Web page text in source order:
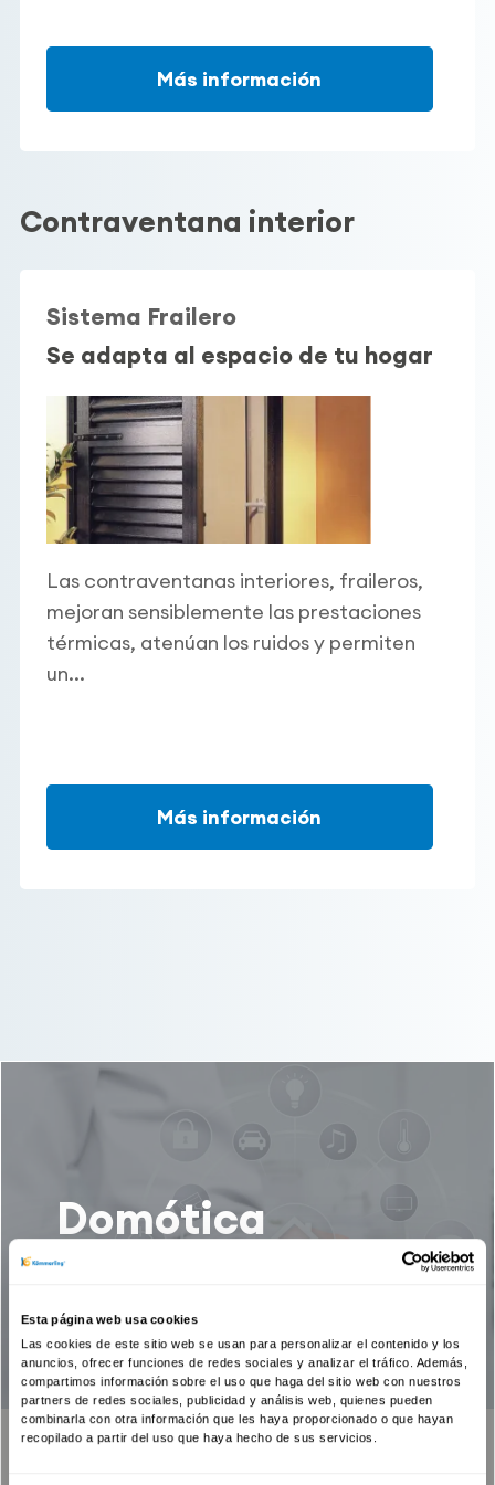
Esta página web usa cookies
Las cookies de este sitio web se usan para personalizar el contenido y los
anuncios, ofrecer funciones de redes sociales y analizar el tráfico. Además,
compartimos información sobre el uso que haga del sitio web con nuestros
partners de redes sociales, publicidad y análisis web, quienes pueden
combinarla con otra información que les haya proporcionado o que hayan
recopilado a partir del uso que haya hecho de sus servicios.
Más información
Contraventana interior
Sistema Frailero
Se adapta al espacio de tu hogar
Las contraventanas interiores, fraileros,
mejoran sensiblemente las prestaciones
térmicas, atenúan los ruidos y permiten
un...
Más información
Domótica
persianas